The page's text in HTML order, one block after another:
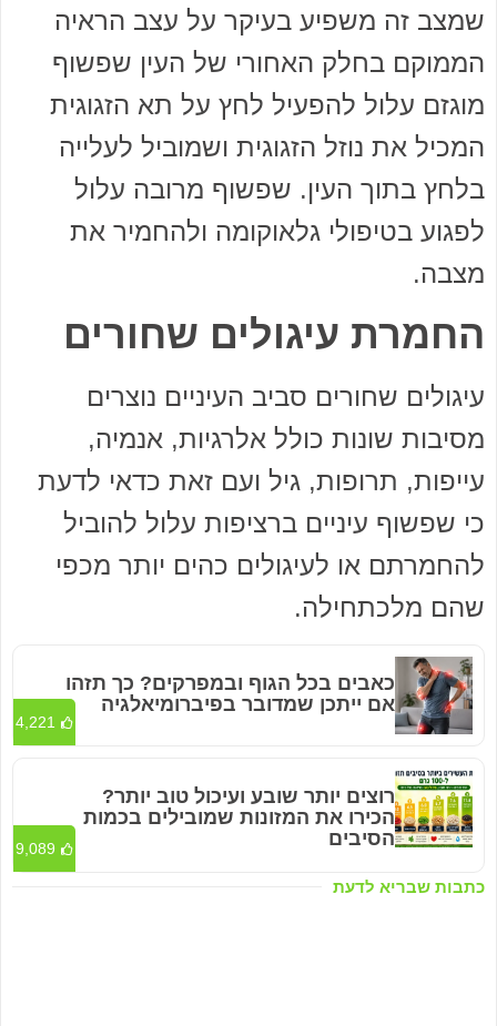
שמצב זה משפיע בעיקר על עצב הראיה
הממוקם בחלק האחורי של העין שפשוף
מוגזם עלול להפעיל לחץ על תא הזגוגית
המכיל את נוזל הזגוגית ושמוביל לעלייה
בלחץ בתוך העין. שפשוף מרובה עלול
לפגוע בטיפולי גלאוקומה ולהחמיר את
מצבה.
החמרת עיגולים שחורים
עיגולים שחורים סביב העיניים נוצרים
מסיבות שונות כולל אלרגיות, אנמיה,
עייפות, תרופות, גיל ועם זאת כדאי לדעת
כי שפשוף עיניים ברציפות עלול להוביל
להחמרתם או לעיגולים כהים יותר מכפי
שהם מלכתחילה.
כתבות שבריא לדעת
כאבים בכל הגוף ובמפרקים? כך תזהו
אם ייתכן שמדובר בפיברומיאלגיה
4,221
רוצים יותר שובע ועיכול טוב יותר?
הכירו את המזונות שמובילים בכמות
הסיבים
9,089